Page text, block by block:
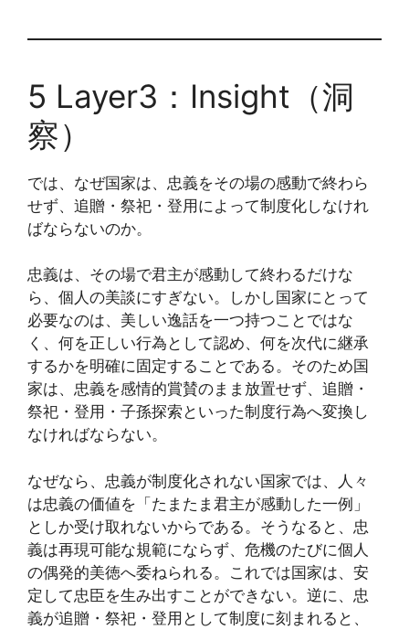
5 Layer3：Insight（洞
察）
では、なぜ国家は、忠義をその場の感動で終わら
せず、追贈・祭祀・登用によって制度化しなけれ
ばならないのか。
忠義は、その場で君主が感動して終わるだけな
ら、個人の美談にすぎない。しかし国家にとって
必要なのは、美しい逸話を一つ持つことではな
く、何を正しい行為として認め、何を次代に継承
するかを明確に固定することである。そのため国
家は、忠義を感情的賞賛のまま放置せず、追贈・
祭祀・登用・子孫探索といった制度行為へ変換し
なければならない。
なぜなら、忠義が制度化されない国家では、人々
は忠義の価値を「たまたま君主が感動した一例」
としか受け取れないからである。そうなると、忠
義は再現可能な規範にならず、危機のたびに個人
の偶発的美徳へ委ねられる。これでは国家は、安
定して忠臣を生み出すことができない。逆に、忠
義が追贈・祭祀・登用として制度に刻まれると、